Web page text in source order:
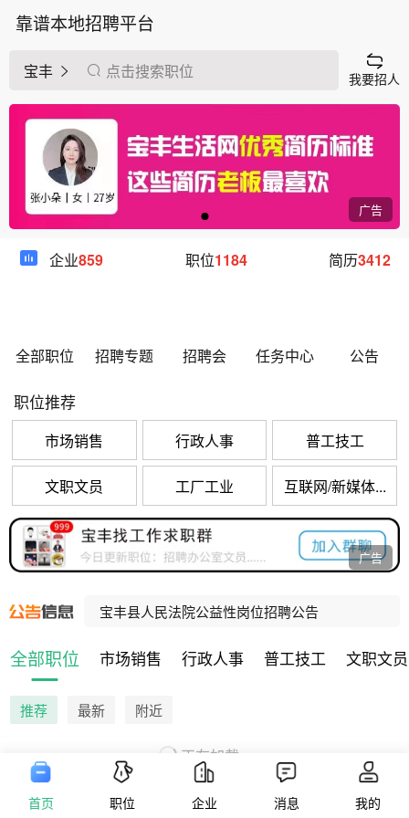
靠谱本地招聘平台
宝丰 点击搜索职位 我要招人
广告
企业859 职位1184 简历3412
全部职位 招聘专题 招聘会 任务中心 公告
职位推荐
市场销售 行政人事 普工技工
文职文员 工厂工业 互联网/新媒体...
广告
河南招聘乡村振兴村级协理员10000人，宝丰招聘80人！
宝丰县人民法院公益性岗位招聘公告
全部职位 市场销售 行政人事 普工技工 文职文员
推荐 最新 附近
正在加载...
版权信息 隐私政策 用户协议 营业执照
首页 职位 企业 消息 我的